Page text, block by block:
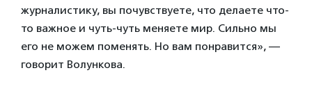
журналистику, вы почувствуете, что делаете что-
то важное и чуть-чуть меняете мир. Сильно мы
его не можем поменять. Но вам понравится», —
говорит Волункова.